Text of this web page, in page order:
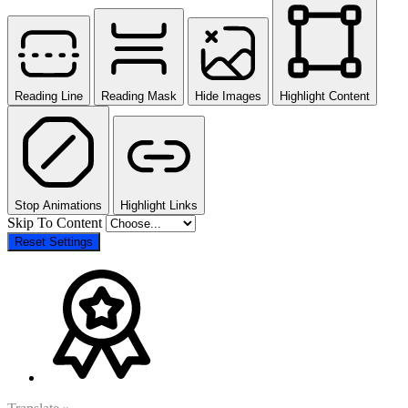
Reading Line Reading Mask Hide Images Highlight Content
Stop Animations Highlight Links
Skip To Content
Reset Settings